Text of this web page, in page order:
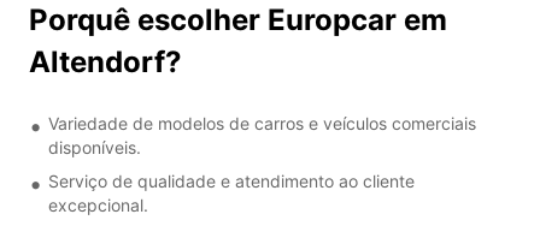
Porquê escolher Europcar em
Altendorf?
Variedade de modelos de carros e veículos comerciais
disponíveis.
Serviço de qualidade e atendimento ao cliente
excepcional.